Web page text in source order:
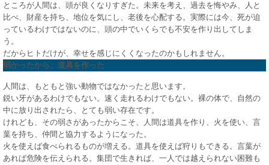
ところが人間は、頭が良くなりすぎた。未来を考え、過去を悔やみ、人と
比べ、財産を持ち、地位を気にし、老後を心配する。実際には今、死が迫
っているわけではないのに、頭の中でいくらでも不安を作り出してしま
う。
だからヒトだけが、幸せを感じにくくなったのかもしれません。
弱かったから、道具を作った
人間は、もともと強い動物ではなかったと思います。
鋭い牙があるわけでもない。速く走れるわけでもない。裸の体で、自然の
中に放り出されたら、とても弱い存在です。
けれども、その弱さがあったからこそ、人間は道具を作り、火を使い、言
葉を持ち、仲間と協力するようになった。
火を使えば食べられるものが増える。道具を使えば狩りもできる。言葉が
あれば危険を伝えられる。集団で生きれば、一人では越えられない困難も